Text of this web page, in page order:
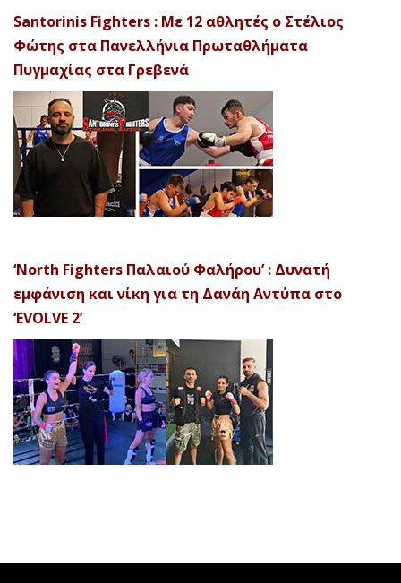
Santorinis Fighters : Με 12 αθλητές ο Στέλιος
Φώτης στα Πανελλήνια Πρωταθλήματα
Πυγμαχίας στα Γρεβενά
‘North Fighters Παλαιού Φαλήρου’ : Δυνατή
εμφάνιση και νίκη για τη Δανάη Αντύπα στο
‘EVOLVE 2’